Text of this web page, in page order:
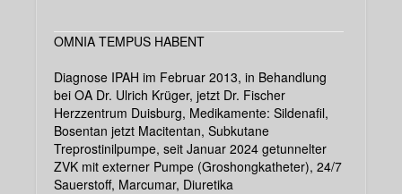
OMNIA TEMPUS HABENT
Diagnose IPAH im Februar 2013, in Behandlung
bei OA Dr. Ulrich Krüger, jetzt Dr. Fischer
Herzzentrum Duisburg, Medikamente: Sildenafil,
Bosentan jetzt Macitentan, Subkutane
Treprostinilpumpe, seit Januar 2024 getunnelter
ZVK mit externer Pumpe (Groshongkatheter), 24/7
Sauerstoff, Marcumar, Diuretika